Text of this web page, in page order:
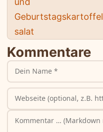
Geburtstagskartoffel
salat
Kommentare